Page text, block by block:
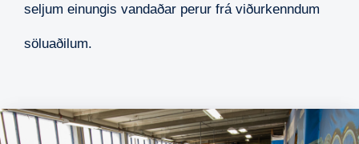
seljum einungis vandaðar perur frá viðurkenndum
söluaðilum.